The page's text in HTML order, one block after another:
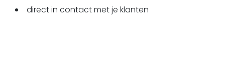
direct in contact met je klanten